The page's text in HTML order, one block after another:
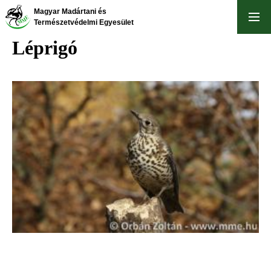
Ugrás
tartalomra
Magyar Madártani és
Természetvédelmi Egyesület
Léprigó